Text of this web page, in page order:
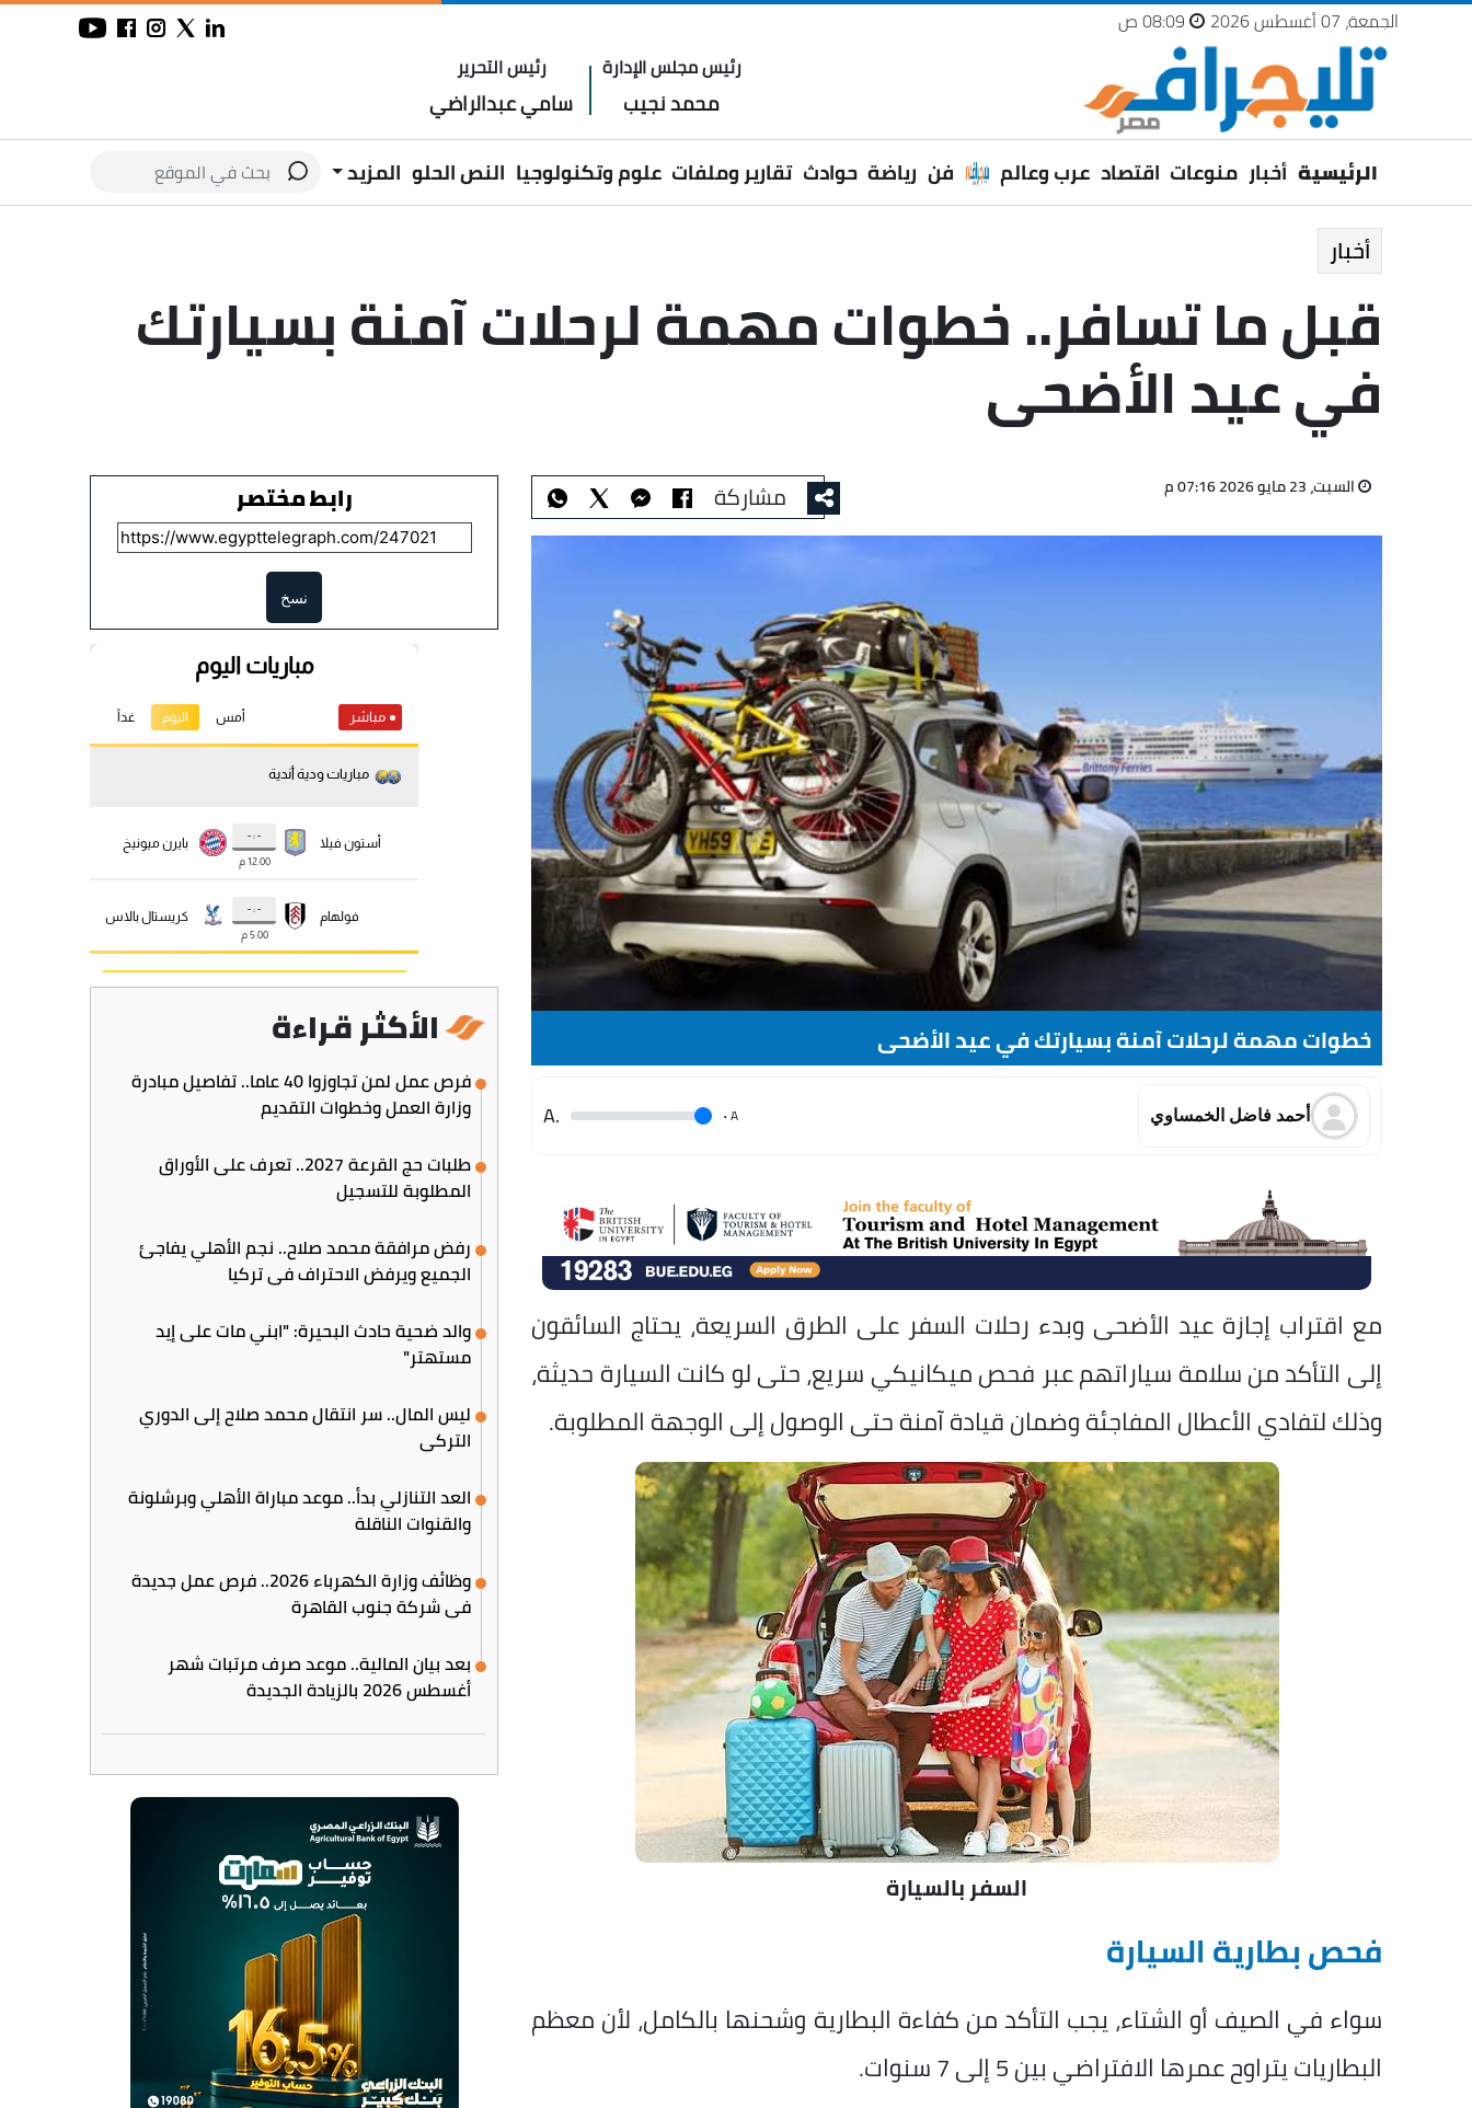
الجمعة، 07 أغسطس 2026
رئيس مجلس الإدارة
محمد نجيب
رئيس التحرير
سامي عبدالراضي
الرئيسية أخبار منوعات اقتصاد عرب وعالم فن رياضة حوادث تقارير وملفات علوم وتكنولوجيا النص الحلو المزيد
أخبار
قبل ما تسافر.. خطوات مهمة لرحلات آمنة بسيارتك
في عيد الأضحى
السبت، 23 مايو 2026 07:16 م مشاركة
خطوات مهمة لرحلات آمنة بسيارتك في عيد الأضحى
أحمد فاضل الخمساوي A
.
.A
مع اقتراب إجازة عيد الأضحى وبدء رحلات السفر على الطرق السريعة، يحتاج السائقون
إلى التأكد من سلامة سياراتهم عبر فحص ميكانيكي سريع، حتى لو كانت السيارة حديثة،
وذلك لتفادي الأعطال المفاجئة وضمان قيادة آمنة حتى الوصول إلى الوجهة المطلوبة.
السفر بالسيارة
فحص بطارية السيارة
سواء في الصيف أو الشتاء، يجب التأكد من كفاءة البطارية وشحنها بالكامل، لأن معظم
البطاريات يتراوح عمرها الافتراضي بين 5 إلى 7 سنوات.
رابط مختصر
نسخ
الأكثر قراءة
فرص عمل لمن تجاوزوا 40 عاما.. تفاصيل مبادرة
وزارة العمل وخطوات التقديم
طلبات حج القرعة 2027.. تعرف على الأوراق
المطلوبة للتسجيل
رفض مرافقة محمد صلاح.. نجم الأهلي يفاجئ
الجميع ويرفض الاحتراف في تركيا
والد ضحية حادث البحيرة: "ابني مات على إيد
مستهتر"
ليس المال.. سر انتقال محمد صلاح إلى الدوري
التركي
العد التنازلي بدأ.. موعد مباراة الأهلي وبرشلونة
والقنوات الناقلة
وظائف وزارة الكهرباء 2026.. فرص عمل جديدة
في شركة جنوب القاهرة
بعد بيان المالية.. موعد صرف مرتبات شهر
أغسطس 2026 بالزيادة الجديدة